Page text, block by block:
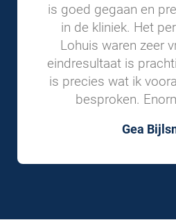
is goed gegaan en
in de kliniek. Het
Lohuis waren zeer
eindresultaat is
is precies wat ik
besproken.
Gea